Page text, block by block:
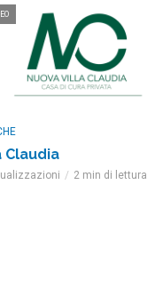
Claudia
2 min di lettura